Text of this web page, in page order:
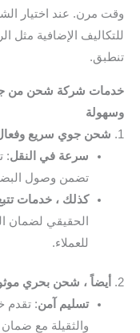
وقت مرن. عند اختيار
للتكاليف الإضافية
تنطبق.
خدمات شركة شحن من
وسهولة
1.
شحن جوي سريع
سرعة في النقل:
تضمن وصول
كذلك ، خدمات
الحقيقي لضمان
للعملاء.
2.
أيضاً ، شحن بحري
تسليم آمن: تقدم
والثقيلة مع